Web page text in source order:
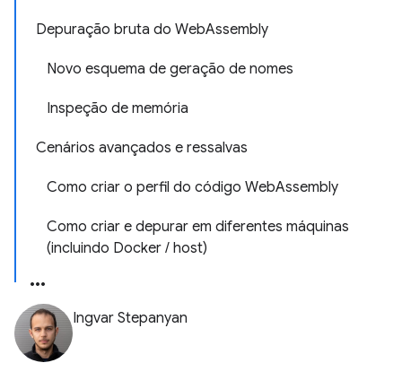
Depuração bruta do WebAssembly
Novo esquema de geração de nomes
Inspeção de memória
Cenários avançados e ressalvas
Como criar o perfil do código WebAssembly
Como criar e depurar em diferentes máquinas
(incluindo Docker / host)
Ingvar Stepanyan